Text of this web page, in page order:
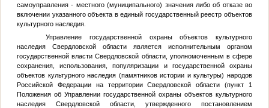
самоуправления - местного (муниципального) значения либо об отказе во
включении указанного объекта в единый государственный реестр объектов
культурного наследия.
Управление государственной охраны объектов культурного
наследия Свердловской области является исполнительным органом
государственной власти Свердловской области, уполномоченным в сфере
сохранения, использования, популяризации и государственной охраны
объектов культурного наследия (памятников истории и культуры) народов
Российской Федерации на территории Свердловской области (пункт 1
Положения об Управлении государственной охраны объектов культурного
наследия Свердловской области, утвержденного постановлением